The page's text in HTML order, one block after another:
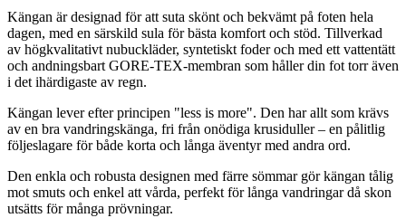
Kängan är designad för att suta skönt och bekvämt på foten hela
dagen, med en särskild sula för bästa komfort och stöd. Tillverkad
av högkvalitativt nubuckläder, syntetiskt foder och med ett vattentätt
och andningsbart GORE-TEX-membran som håller din fot torr även
i det ihärdigaste av regn.
Kängan lever efter principen "less is more". Den har allt som krävs
av en bra vandringskänga, fri från onödiga krusiduller – en pålitlig
följeslagare för både korta och långa äventyr med andra ord.
Den enkla och robusta designen med färre sömmar gör kängan tålig
mot smuts och enkel att vårda, perfekt för långa vandringar då skon
utsätts för många prövningar.